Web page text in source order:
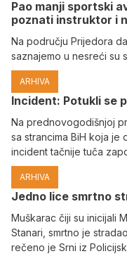
Pao manji sportski
poznati instruktor i
Na području Prijedora
saznajemo u nesreći su
ARHIVA
Incident: Potukli se
Na prednovogodišnjoj
sa strancima BiH koja
incident tačnije tuča
ARHIVA
Јedno lice smrtno
Muškarac čiji su inicijali
Stanari, smrtno je
rečeno je Srni iz